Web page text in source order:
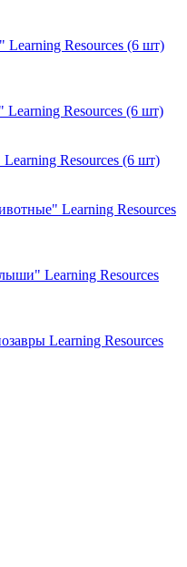
Resources (6 шт)
Resources (6 шт)
Resources (6 шт)
Learning Resources
Learning Resources
Learning Resources